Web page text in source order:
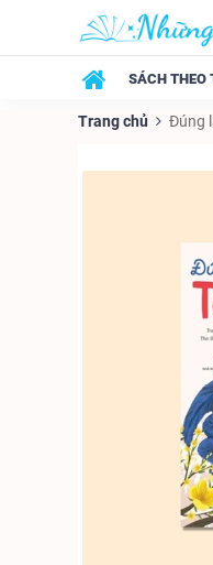
SÁCH THEO
Trang chủ Đúng